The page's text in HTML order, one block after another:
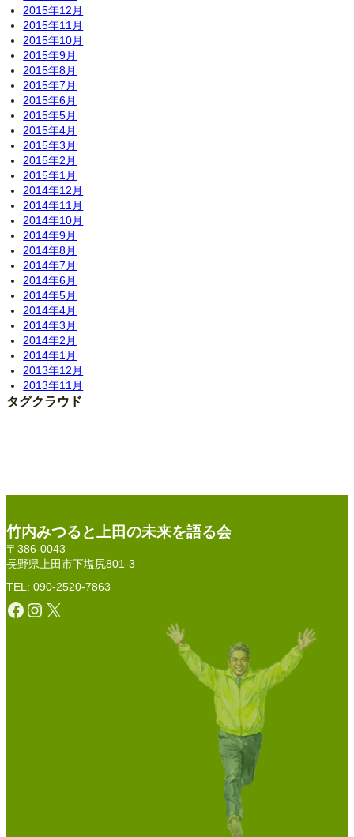
2015年12月
2015年11月
2015年10月
2015年9月
2015年8月
2015年7月
2015年6月
2015年5月
2015年4月
2015年3月
2015年2月
2015年1月
2014年12月
2014年11月
2014年10月
2014年9月
2014年8月
2014年7月
2014年6月
2014年5月
2014年4月
2014年3月
2014年2月
2014年1月
2013年12月
2013年11月
タグクラウド
竹内みつると上田の未来を語る会
〒386-0043
長野県上田市下塩尻801-3
TEL: 090-2520-7863
Facebook Instagram X